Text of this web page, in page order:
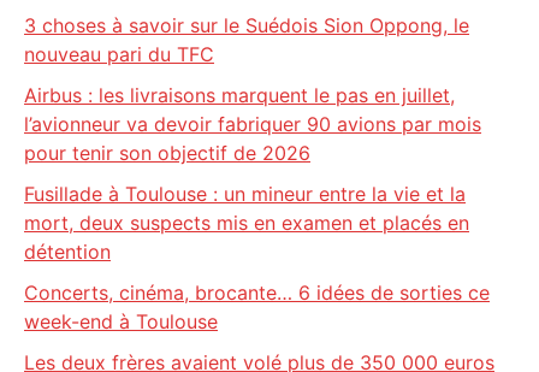
3 choses à savoir sur le Suédois Sion Oppong, le
nouveau pari du TFC
Airbus : les livraisons marquent le pas en juillet,
l’avionneur va devoir fabriquer 90 avions par mois
pour tenir son objectif de 2026
Fusillade à Toulouse : un mineur entre la vie et la
mort, deux suspects mis en examen et placés en
détention
Concerts, cinéma, brocante… 6 idées de sorties ce
week-end à Toulouse
Les deux frères avaient volé plus de 350 000 euros